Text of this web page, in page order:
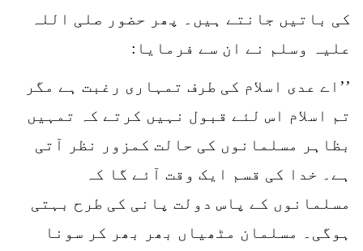
کی باتیں جانتے ہیں۔ پھر حضور صلی اللہ
علیہ وسلم نے ان سے فرمایا:
’’اے عدی اسلام کی طرف تمہاری رغبت ہے مگر
تم اسلام اس لئے قبول نہیں کرتے کہ تمہیں
بظاہر مسلمانوں کی حالت کمزور نظر آتی
ہے۔ خدا کی قسم ایک وقت آئے گا کہ
مسلمانوں کے پاس دولت پانی کی طرح بہتی
ہوگی۔ مسلمان مٹھیاں بھر بھر کر سونا